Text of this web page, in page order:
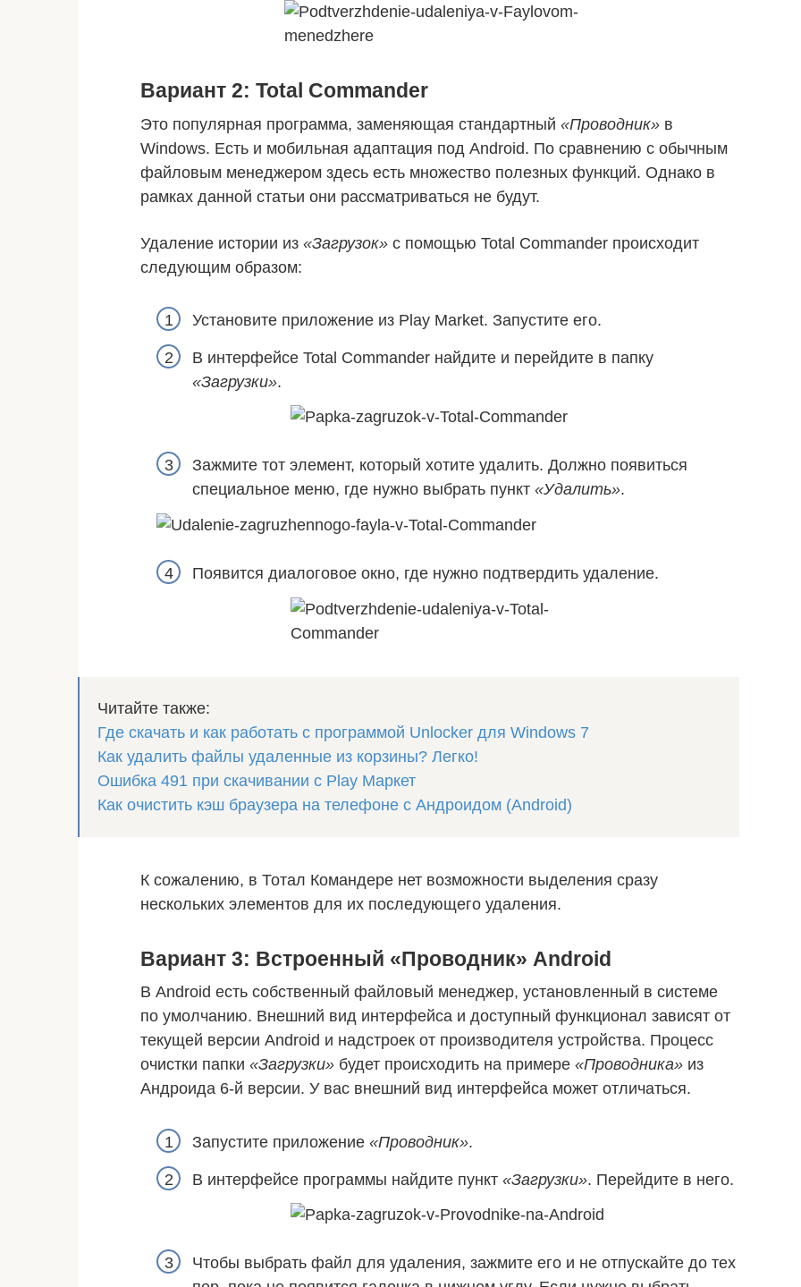
Вариант 2: Total Commander
Это популярная программа, заменяющая стандартный «Проводник» в
Windows. Есть и мобильная адаптация под Android. По сравнению с обычным
файловым менеджером здесь есть множество полезных функций. Однако в
рамках данной статьи они рассматриваться не будут.
Удаление истории из «Загрузок» с помощью Total Commander происходит
следующим образом:
Установите приложение из Play Market. Запустите его.
В интерфейсе Total Commander найдите и перейдите в папку
«Загрузки».
Зажмите тот элемент, который хотите удалить. Должно появиться
специальное меню, где нужно выбрать пункт «Удалить».
Появится диалоговое окно, где нужно подтвердить удаление.
Читайте также:
Где скачать и как работать с программой Unlocker для Windows 7
Как удалить файлы удаленные из корзины? Легко!
Ошибка 491 при скачивании с Play Маркет
Как очистить кэш браузера на телефоне с Андроидом (Android)
К сожалению, в Тотал Командере нет возможности выделения сразу
нескольких элементов для их последующего удаления.
Вариант 3: Встроенный «Проводник» Android
В Android есть собственный файловый менеджер, установленный в системе
по умолчанию. Внешний вид интерфейса и доступный функционал зависят от
текущей версии Android и надстроек от производителя устройства. Процесс
очистки папки «Загрузки» будет происходить на примере «Проводника» из
Андроида 6-й версии. У вас внешний вид интерфейса может отличаться.
Запустите приложение «Проводник».
В интерфейсе программы найдите пункт «Загрузки». Перейдите в него.
Чтобы выбрать файл для удаления, зажмите его и не отпускайте до тех